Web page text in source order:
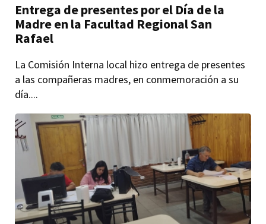
Entrega de presentes por el Día de la
Madre en la Facultad Regional San
Rafael
La Comisión Interna local hizo entrega de presentes
a las compañeras madres, en conmemoración a su
día....